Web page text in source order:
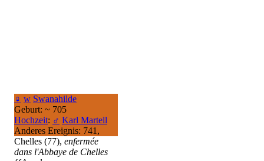
♀ w Swanahilde
Geburt: ~ 705
Hochzeit: ♂ Karl Martell
Anderes Ereignis: 741,
Chelles (77), enfermée
dans l'Abbaye de Chelles